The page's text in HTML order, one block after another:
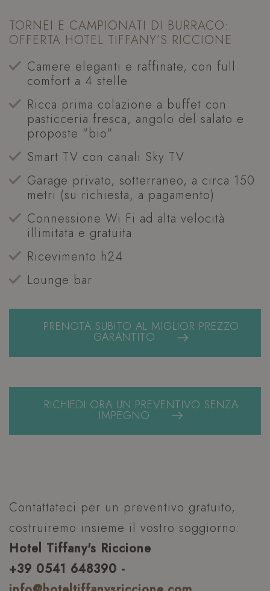
TORNEI E CAMPIONATI DI BURRACO:
OFFERTA HOTEL TIFFANY’S RICCIONE
Camere eleganti e raffinate, con full
comfort a 4 stelle
Ricca prima colazione a buffet con
pasticceria fresca, angolo del salato e
proposte "bio"
Smart TV con canali Sky TV
Garage privato, sotterraneo, a circa 150
metri (su richiesta, a pagamento)
Connessione Wi Fi ad alta velocità
illimitata e gratuita
Ricevimento h24
Lounge bar
PRENOTA SUBITO AL MIGLIOR PREZZO
GARANTITO
RICHIEDI ORA UN PREVENTIVO SENZA
IMPEGNO
Contattateci per un preventivo gratuito,
costruiremo insieme il vostro soggiorno:
Hotel Tiffany's Riccione
+39 0541 648390 -